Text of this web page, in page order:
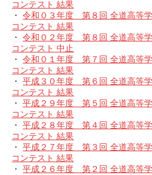
コンテスト 結果
・令和０３年度 第８回 全道高等
コンテスト 結果
・令和０２年度 第８回 全道高等
コンテスト 中止
・令和０１年度 第７回 全道高等
コンテスト 結果
・平成３０年度 第６回 全道高等
コンテスト 結果
・平成２９年度 第５回 全道高等
コンテスト 結果
・平成２８年度 第４回 全道高等
コンテスト 結果
・平成２７年度 第３回 全道高等
コンテスト 結果
・平成２６年度 第２回 全道高等